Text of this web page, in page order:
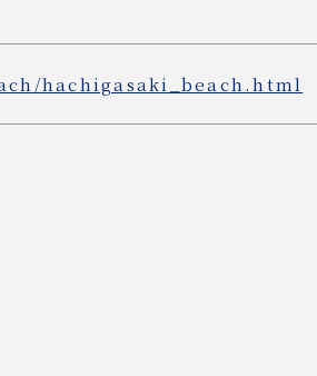
hachigasaki_beach.html